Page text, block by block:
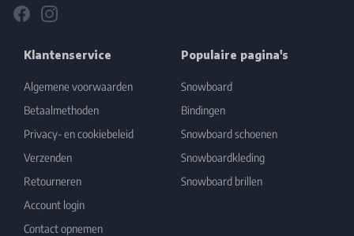
FacebookInstagram
Klantenservice
Algemene voorwaarden
Betaalmethoden
Privacy- en cookiebeleid
Verzenden
Retourneren
Account login
Contact opnemen
Populaire pagina's
Snowboard
Bindingen
Snowboard schoenen
Snowboardkleding
Snowboard brillen